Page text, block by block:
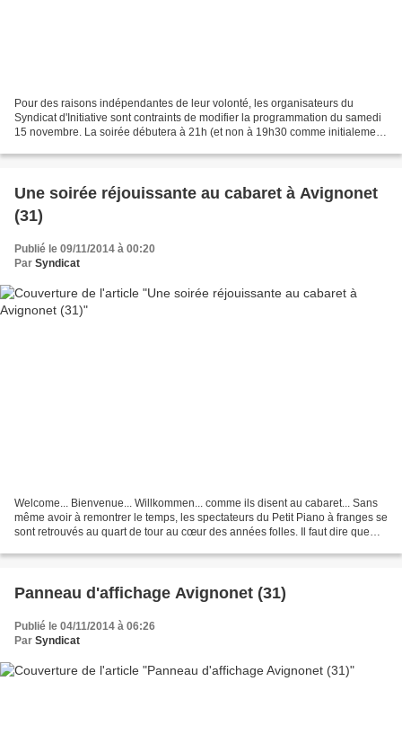
Pour des raisons indépendantes de leur volonté, les organisateurs du
Syndicat d'Initiative sont contraints de modifier la programmation du samedi
15 novembre. La soirée débutera à 21h (et non à 19h30 comme initialement
Une soirée réjouissante au cabaret à Avignonet
(31)
Publié le 09/11/2014 à 00:20
Par Syndicat
Welcome... Bienvenue... Willkommen... comme ils disent au cabaret... Sans
même avoir à remontrer le temps, les spectateurs du Petit Piano à franges se
sont retrouvés au quart de tour au cœur des années folles. Il faut dire que
Panneau d'affichage Avignonet (31)
Publié le 04/11/2014 à 06:26
Par Syndicat